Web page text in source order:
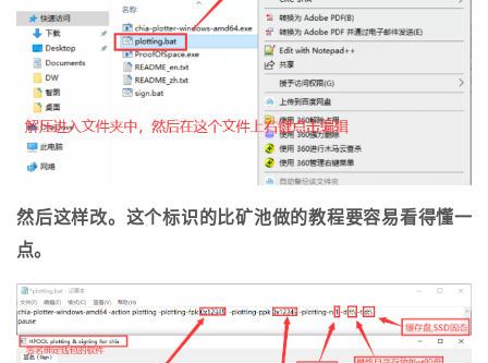
然后这样改。这个标识的比矿池做的教程要容易看得懂一
点。